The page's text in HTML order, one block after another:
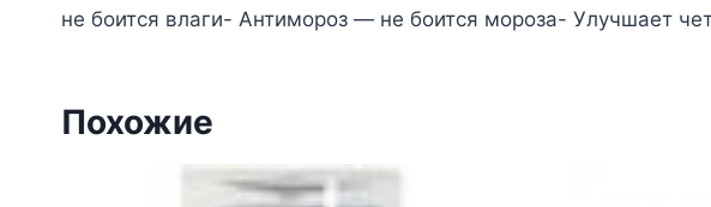
не боится влаги- Антимороз — не боится мороза- Улучшает
Похожие